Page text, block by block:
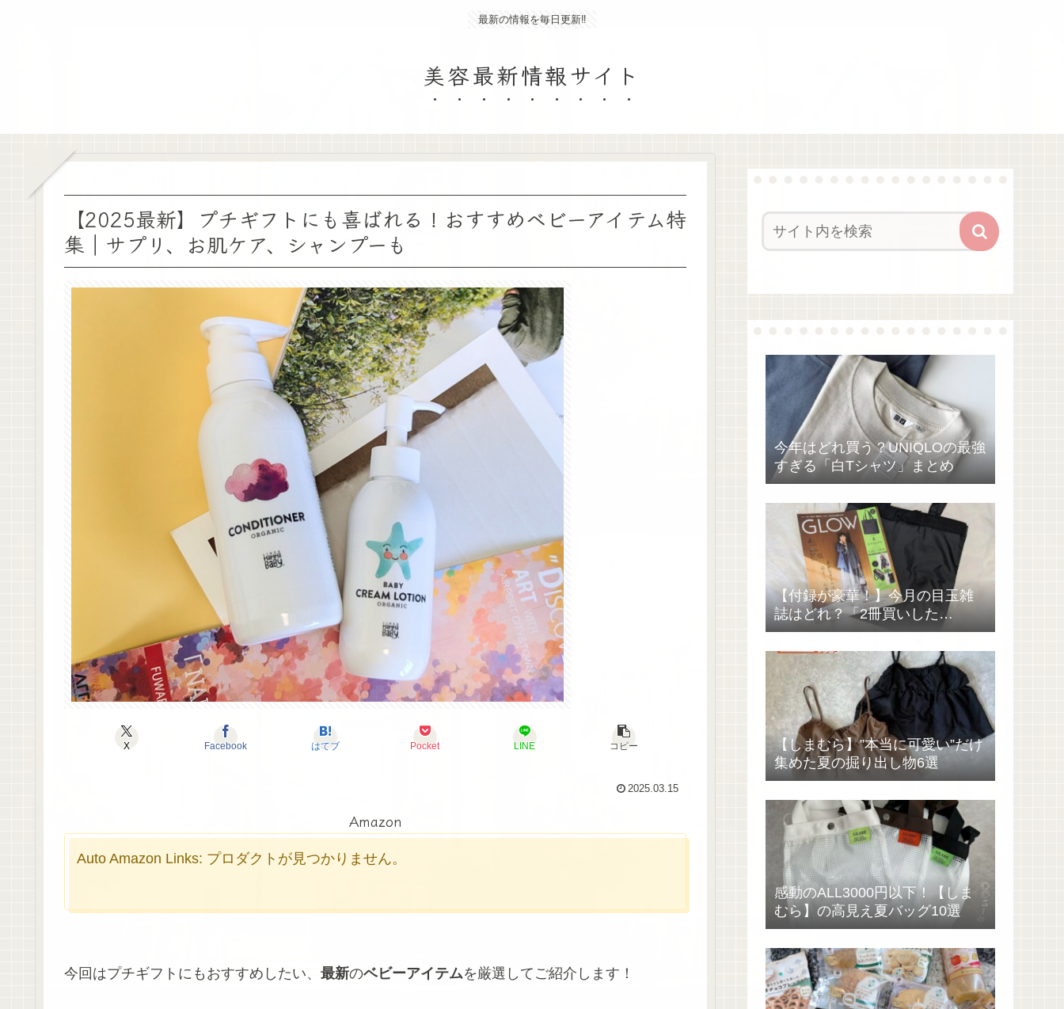
最新の情報を毎日更新‼
美容最新情報サイト
【2025最新】プチギフトにも喜ばれる！おすすめベビーアイテム特
集｜サプリ、お肌ケア、シャンプーも
X Facebook はてブ Pocket LINE コピー
2025.03.15
Amazon
Auto Amazon Links: プロダクトが見つかりません。
今回はプチギフトにもおすすめしたい、 最新のベビーアイテムを厳選してご紹介します！
今年はどれ買う？UNIQLOの最強
すぎる「白Tシャツ」まとめ
【付録が豪華！】今月の目玉雑
誌はどれ？「2冊買いした
い……」
【しまむら】”本当に可愛い”だけ
集めた夏の掘り出し物6選
感動のALL3000円以下！【しま
むら】の高見え夏バッグ10選